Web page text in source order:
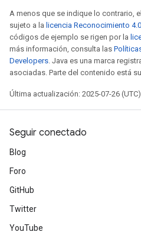
A menos que se indique lo contrario,
sujeto a la licencia Reconocimiento
códigos de ejemplo se rigen por la
más información, consulta las
Developers. Java es una marca
asociadas. Parte del contenido está
Última actualización: 2025-07-26
Seguir conectado
Blog
Foro
GitHub
Twitter
YouTube